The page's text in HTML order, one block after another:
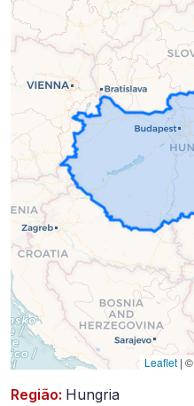
2023-
08-
09)
Leaflet | ©
Região: Hungria